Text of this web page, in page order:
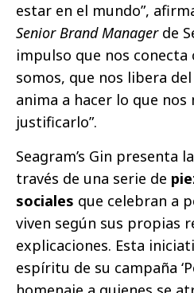
estar en el mundo”,
Senior Brand Managerde
impulso que nos
somos, que nos libera
anima a hacer lo que nos
justificarlo”.
Seagram’s Gin presenta
través de una serie de
sociales que celebran a
viven según sus propias
explicaciones. Esta
espíritu de su campaña